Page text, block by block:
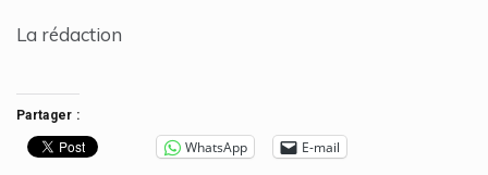
La rédaction
Partager :
WhatsApp E-mail